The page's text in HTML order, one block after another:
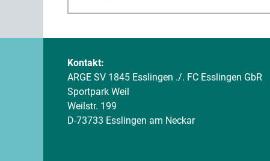
Kontakt:
ARGE SV 1845 Esslingen ./. FC Esslingen GbR
Sportpark Weil
Weilstr. 199
D-73733 Esslingen am Neckar